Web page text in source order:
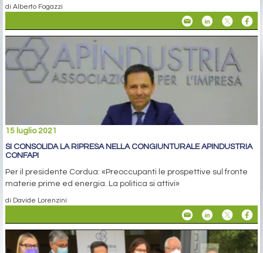
di Alberto Fogazzi
15 luglio 2021
SI CONSOLIDA LA RIPRESA NELLA CONGIUNTURALE APINDUSTRIA
CONFAPI
Per il presidente Cordua: «Preoccupanti le prospettive sul fronte
materie prime ed energia. La politica si attivi»
di Davide Lorenzini